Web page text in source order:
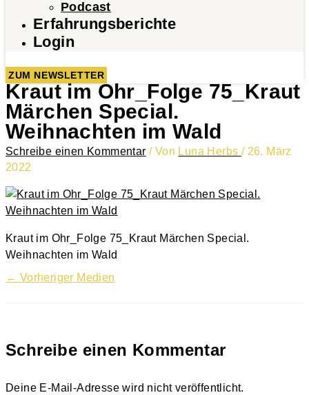
Podcast
Erfahrungsberichte
Login
ZUM NEWSLETTER
Kraut im Ohr_Folge 75_Kraut
Märchen Special.
Weihnachten im Wald
Schreibe einen Kommentar / Von Luna Herbs / 26. März
2022
Kraut im Ohr_Folge 75_Kraut Märchen Special.
Weihnachten im Wald
← Vorheriger Medien
Schreibe einen Kommentar
Deine E-Mail-Adresse wird nicht veröffentlicht.